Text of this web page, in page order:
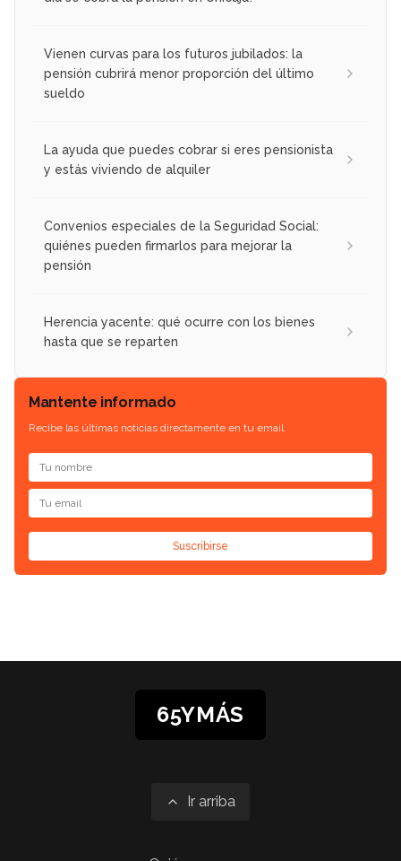
Vienen curvas para los futuros jubilados: la
pensión cubrirá menor proporción del último
sueldo
La ayuda que puedes cobrar si eres pensionista
y estás viviendo de alquiler
Convenios especiales de la Seguridad Social:
quiénes pueden firmarlos para mejorar la
pensión
Herencia yacente: qué ocurre con los bienes
hasta que se reparten
Mantente informado
Recibe las últimas noticias directamente en tu email.
Suscribirse
65YMÁS
Ir arriba